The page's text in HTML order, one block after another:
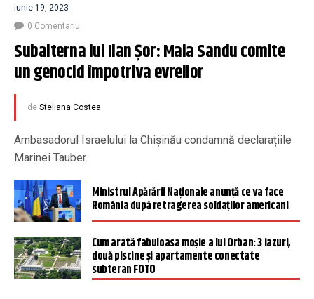
iunie 19, 2023
0 Comentariu
Subalterna lui Ilan Șor: Maia Sandu comite
un genocid împotriva evreilor
de Steliana Costea
Ambasadorul Israelului la Chișinău condamnă declarațiile
Marinei Tauber.
Ministrul Apărării Naționale anunță ce va face
România după retragerea soldaților americani
Cum arată fabuloasa moșie a lui Orban: 3 iazuri,
două piscine și apartamente conectate
subteran FOTO